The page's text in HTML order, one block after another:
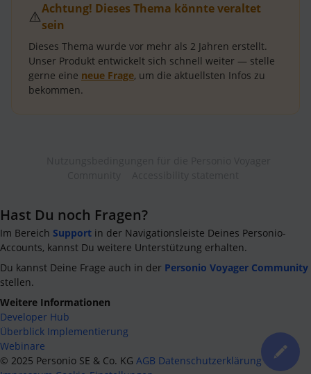
⚠️Achtung! Dieses Thema könnte veraltet
sein
Dieses Thema wurde vor mehr als 2 Jahren erstellt.
Unser Produkt entwickelt sich schnell weiter — stelle
gerne eine neue Frage, um die aktuellsten Infos zu
bekommen.
Hast Du noch Fragen?
Im Bereich Support in der Navigationsleiste Deines Personio-
Accounts, kannst Du weitere Unterstützung erhalten.
Du kannst Deine Frage auch in der Personio Voyager Community
stellen.
Weitere Informationen
Developer Hub
Überblick Implementierung
Webinare
© 2025 Personio SE & Co. KG AGB Datenschutzerklärung